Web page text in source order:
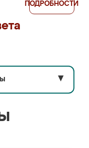
ПОДРОБНОСТИ
▼